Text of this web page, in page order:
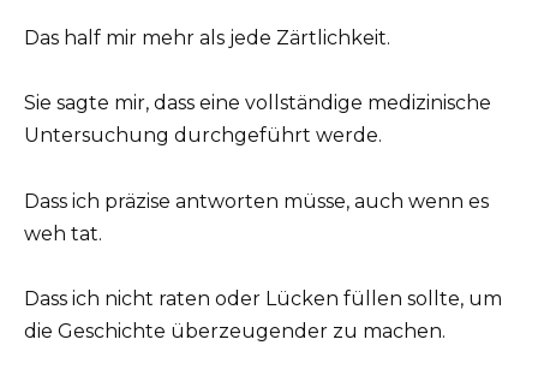
Das half mir mehr als jede Zärtlichkeit.
Sie sagte mir, dass eine vollständige medizinische
Untersuchung durchgeführt werde.
Dass ich präzise antworten müsse, auch wenn es
weh tat.
Dass ich nicht raten oder Lücken füllen sollte, um
die Geschichte überzeugender zu machen.